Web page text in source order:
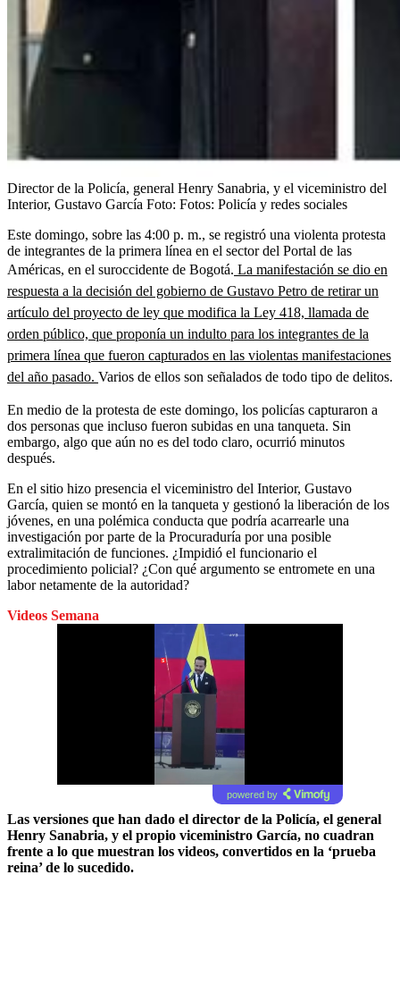
Director de la Policía, general Henry Sanabria, y el viceministro del
Interior, Gustavo García Foto: Fotos: Policía y redes sociales
Este domingo, sobre las 4:00 p. m., se registró una violenta protesta
de integrantes de la primera línea en el sector del Portal de las
Américas, en el suroccidente de Bogotá. La manifestación se dio en
respuesta a la decisión del gobierno de Gustavo Petro de retirar un
artículo del proyecto de ley que modifica la Ley 418, llamada de
orden público, que proponía un indulto para los integrantes de la
primera línea que fueron capturados en las violentas manifestaciones
del año pasado. Varios de ellos son señalados de todo tipo de delitos.
En medio de la protesta de este domingo, los policías capturaron a
dos personas que incluso fueron subidas en una tanqueta. Sin
embargo, algo que aún no es del todo claro, ocurrió minutos
después.
En el sitio hizo presencia el viceministro del Interior, Gustavo
García, quien se montó en la tanqueta y gestionó la liberación de los
jóvenes, en una polémica conducta que podría acarrearle una
investigación por parte de la Procuraduría por una posible
extralimitación de funciones. ¿Impidió el funcionario el
procedimiento policial? ¿Con qué argumento se entromete en una
labor netamente de la autoridad?
Videos Semana
powered by
Las versiones que han dado el director de la Policía, el general
Henry Sanabria, y el propio viceministro García, no cuadran
frente a lo que muestran los videos, convertidos en la ‘prueba
reina’ de lo sucedido.